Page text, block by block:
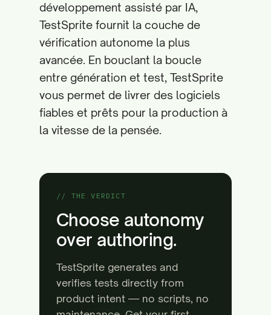
développement assisté par IA,
TestSprite fournit la couche de
vérification autonome la plus
avancée. En bouclant la boucle
entre génération et test, TestSprite
vous permet de livrer des logiciels
fiables et prêts pour la production à
la vitesse de la pensée.
// THE VERDICT
Choose autonomy
over authoring.
TestSprite generates and
verifies tests directly from
product intent — no scripts, no